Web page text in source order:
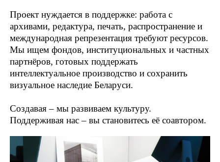
Проект нуждается в поддержке: работа с
архивами, редактура, печать, распространение и
международная репрезентация требуют ресурсов.
Мы ищем фондов, институциональных и частных
партнёров, готовых поддержать
интеллектуальное производство и сохранить
визуальное наследие Беларуси.
Создавая – мы развиваем культуру.
Поддерживая нас – вы становитесь её соавтором.